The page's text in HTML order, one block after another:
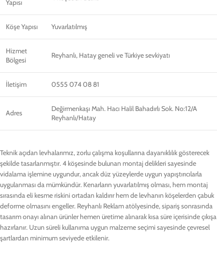
Yapısı
Köşe Yapısı Yuvarlatılmış
Hizmet
Bölgesi
Reyhanlı, Hatay geneli ve Türkiye sevkiyatı
İletişim 0555 074 08 81
Adres
Değirmenkaşı Mah. Hacı Halil Bahadırlı Sok. No:12/A
Reyhanlı/Hatay
Teknik açıdan levhalarımız, zorlu çalışma koşullarına dayanıklılık gösterecek
şekilde tasarlanmıştır. 4 köşesinde bulunan montaj delikleri sayesinde
vidalama işlemine uygundur, ancak düz yüzeylerde uygun yapıştırıcılarla
uygulanması da mümkündür. Kenarların yuvarlatılmış olması, hem montaj
sırasında eli kesme riskini ortadan kaldırır hem de levhanın köşelerden çabuk
deforme olmasını engeller. Reyhanlı Reklam atölyesinde, sipariş sonrasında
tasarım onayı alınan ürünler hemen üretime alınarak kısa süre içerisinde çıkışa
hazırlanır. Uzun süreli kullanıma uygun malzeme seçimi sayesinde çevresel
şartlardan minimum seviyede etkilenir.